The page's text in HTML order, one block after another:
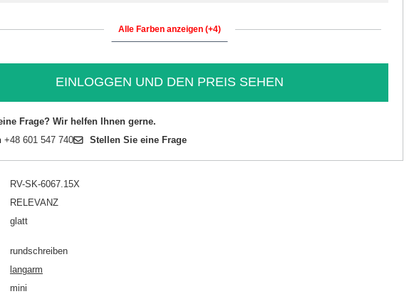
Alle Farben anzeigen (+4)
EINLOGGEN UND DEN PREIS SEHEN
Frage? Wir helfen Ihnen gerne.
+48 601 547 740 Stellen Sie eine Frage
RV-SK-6067.15X
RELEVANZ
glatt
rundschreiben
langarm
mini